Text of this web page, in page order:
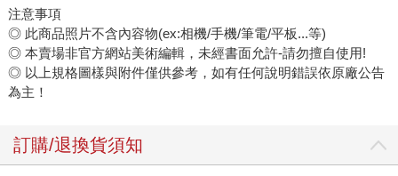
注意事項
◎ 此商品照片不含內容物(ex:相機/手機/筆電/平板...等)
◎ 本賣場非官方網站美術編輯，未經書面允許-請勿擅自使用!
◎ 以上規格圖樣與附件僅供參考，如有任何說明錯誤依原廠公告
為主！
訂購/退換貨須知